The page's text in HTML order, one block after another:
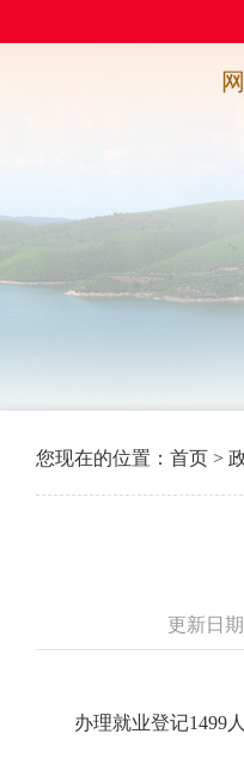
您现在的位置： 首页 >
更新日
办理就业登记1499人